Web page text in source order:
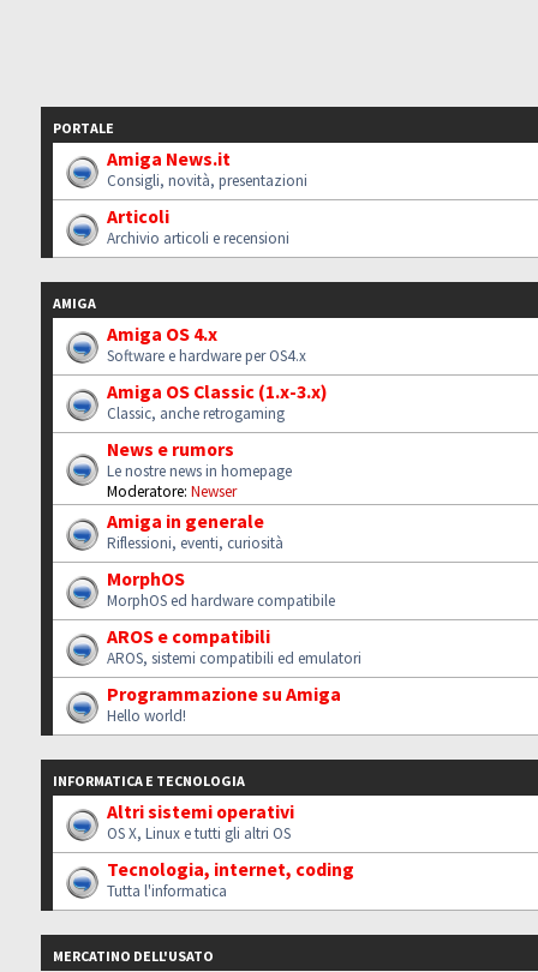
PORTALE
Amiga News.it
Consigli, novità, presentazioni
Articoli
Archivio articoli e recensioni
AMIGA
Amiga OS 4.x
Software e hardware per OS4.x
Amiga OS Classic (1.x-3.x)
Classic, anche retrogaming
News e rumors
Le nostre news in homepage
Moderatore: Newser
Amiga in generale
Riflessioni, eventi, curiosità
MorphOS
MorphOS ed hardware compatibile
AROS e compatibili
AROS, sistemi compatibili ed emulatori
Programmazione su Amiga
Hello world!
INFORMATICA E TECNOLOGIA
Altri sistemi operativi
OS X, Linux e tutti gli altri OS
Tecnologia, internet, coding
Tutta l'informatica
MERCATINO DELL'USATO